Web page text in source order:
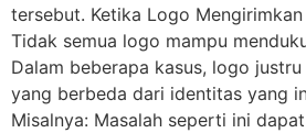
tersebut. Ketika Logo
Tidak semua logo mampu
Dalam beberapa kasus, logo
yang berbeda dari identitas yang
Misalnya: Masalah seperti ini